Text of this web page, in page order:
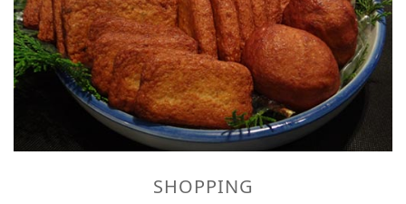
SHOPPING